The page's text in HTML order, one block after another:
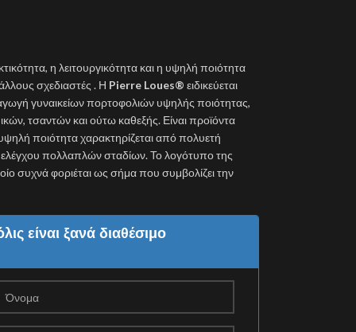
η λειτουργικότητα και η υψηλή ποιότητα
σχεδιαστές . Η Pierre Loues® ειδικεύεται
γυναικείων πορτοφολιών υψηλής ποιότητας,
τσαντών και ούτω καθεξής. Είναι προϊόντα
ποιότητα χαρακτηρίζεται από πολυετή
πολλαπλών σταδίων. Το λογότυπο της
συχνά φοριέται ως σήμα που συμβολίζει την
είναι ξανά διαθέσιμο